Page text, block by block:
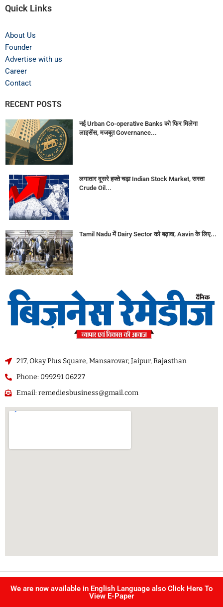
Quick Links
About Us
Founder
Advertise with us
Career
Contact
RECENT POSTS
नई Urban Co-operative Banks को फिर मिलेगा
लाइसेंस, मजबूत Governance...
लगातार दूसरे हफ्ते चढ़ा Indian Stock Market, सस्ता
Crude Oil...
Tamil Nadu में Dairy Sector को बढ़ावा, Aavin के लिए...
217, Okay Plus Square, Mansarovar, Jaipur, Rajasthan
Phone: 099291 06227
Email: remediesbusiness@gmail.com
We are now available in English Language also Click Here To
View E-Paper
Copyright @ Singhvi publication Pvt Ltd. | All right reserved –
Developed byIJS INFOTECH